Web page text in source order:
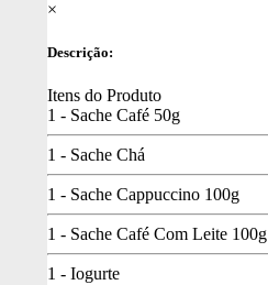
×
Descrição:
Itens do Produto
1 - Sache Café 50g
1 - Sache Chá
1 - Sache Cappuccino 100g
1 - Sache Café Com Leite 100g
1 - Iogurte